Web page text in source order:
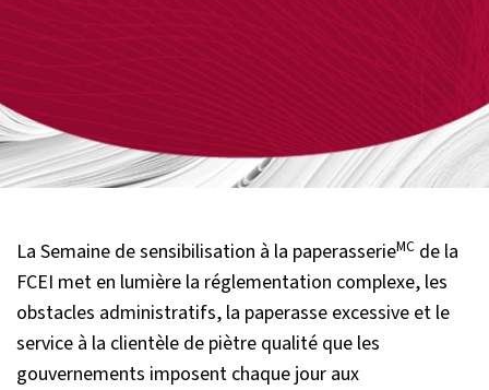
La Semaine de sensibilisation à la paperasserieMC de la
FCEI met en lumière la réglementation complexe, les
obstacles administratifs, la paperasse excessive et le
service à la clientèle de piètre qualité que les
gouvernements imposent chaque jour aux